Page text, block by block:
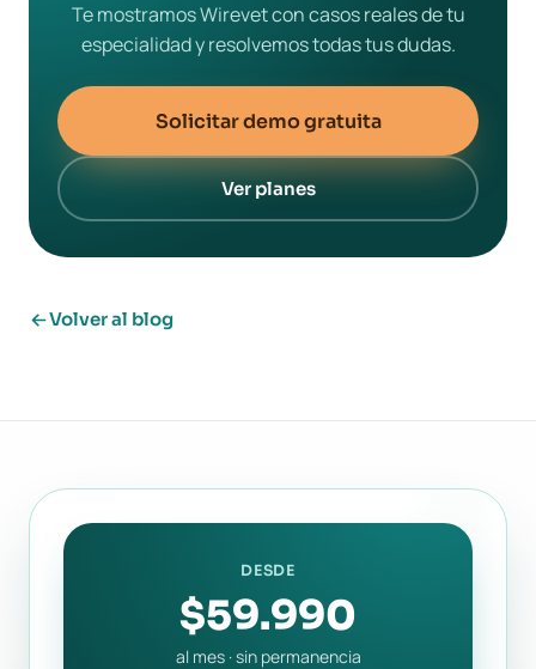
Te mostramos Wirevet con casos reales de tu
especialidad y resolvemos todas tus dudas.
Solicitar demo gratuita
Ver planes
Volver al blog
DESDE
$59.990
al mes · sin permanencia